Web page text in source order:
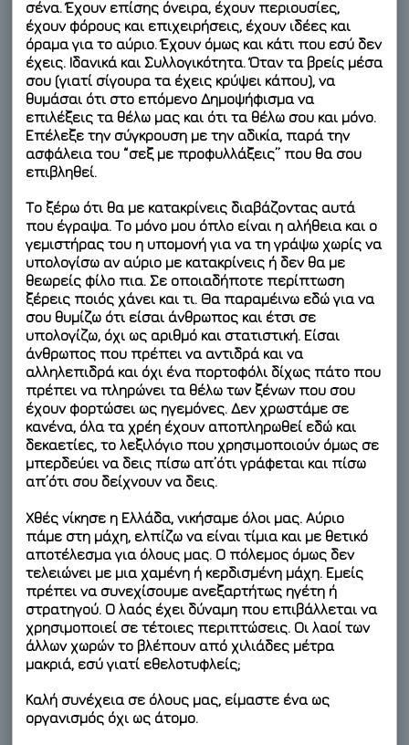
σένα. Έχουν επίσης όνειρα, έχουν περιουσίες,
έχουν φόρους και επιχειρήσεις, έχουν ιδέες και
όραμα για το αύριο. Έχουν όμως και κάτι που εσύ δεν
έχεις. Ιδανικά και Συλλογικότητα. Όταν τα βρείς μέσα
σου (γιατί σίγουρα τα έχεις κρύψει κάπου), να
θυμάσαι ότι στο επόμενο Δημοψήφισμα να
επιλέξεις τα θέλω μας και ότι τα θέλω σου και μόνο.
Επέλεξε την σύγκρουση με την αδικία, παρά την
ασφάλεια του “σεξ με προφυλλάξεις” που θα σου
επιβληθεί.
Το ξέρω ότι θα με κατακρίνεις διαβάζοντας αυτά
που έγραψα. Το μόνο μου όπλο είναι η αλήθεια και ο
γεμιστήρας του η υπομονή για να τη γράψω χωρίς να
υπολογίσω αν αύριο με κατακρίνεις ή δεν θα με
θεωρείς φίλο πια. Σε οποιαδήποτε περίπτωση
ξέρεις ποιός χάνει και τι. Θα παραμέινω εδώ για να
σου θυμίζω ότι είσαι άνθρωπος και έτσι σε
υπολογίζω, όχι ως αριθμό και στατιστική. Είσαι
άνθρωπος που πρέπει να αντιδρά και να
αλληλεπιδρά και όχι ένα πορτοφόλι δίχως πάτο που
πρέπει να πληρώνει τα θέλω των ξένων που σου
έχουν φορτώσει ως ηγεμόνες. Δεν χρωστάμε σε
κανένα, όλα τα χρέη έχουν αποπληρωθεί εδώ και
δεκαετίες, το λεξιλόγιο που χρησιμοποιούν όμως σε
μπερδεύει να δεις πίσω απ’ότι γράφεται και πίσω
απ’ότι σου δείχνουν να δεις.
Χθές νίκησε η Ελλάδα, νικήσαμε όλοι μας. Αύριο
πάμε στη μάχη, ελπίζω να είναι τίμια και με θετικό
αποτέλεσμα για όλους μας. Ο πόλεμος όμως δεν
τελειώνει με μια χαμένη ή κερδισμένη μάχη. Εμείς
πρέπει να συνεχίσουμε ανεξαρτήτως ηγέτη ή
στρατηγού. Ο λαός έχει δύναμη που επιβάλλεται να
χρησιμοποιεί σε τέτοιες περιπτώσεις. Οι λαοί των
άλλων χωρών το βλέπουν από χιλιάδες μέτρα
μακριά, εσύ γιατί εθελοτυφλείς;
Καλή συνέχεια σε όλους μας, είμαστε ένα ως
οργανισμός όχι ως άτομο.